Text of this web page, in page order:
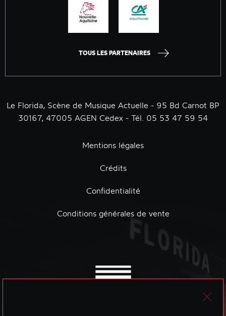
TOUS LES PARTENAIRES
Le Florida, Scène de Musique Actuelle - 95 Bd Carnot BP
30167, 47005 AGEN Cedex - Tél. 05 53 47 59 54
Mentions légales
Crédits
Confidentialité
Conditions générales de vente